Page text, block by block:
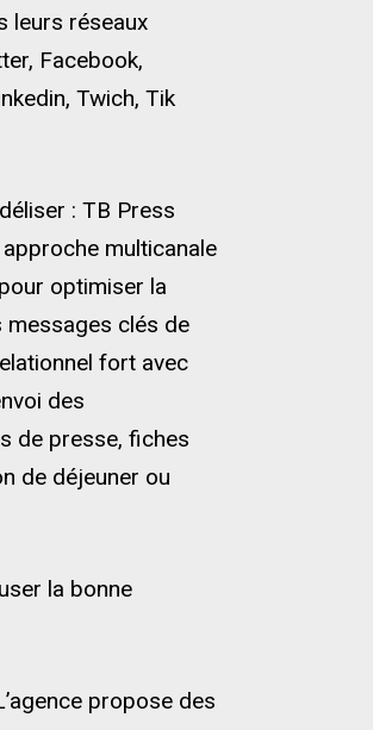
leurs réseaux
Facebook,
Twich, Tik
: TB Press
multicanale
optimiser la
clés de
fort avec
des
de presse, fiches
de déjeuner ou
la bonne
propose des